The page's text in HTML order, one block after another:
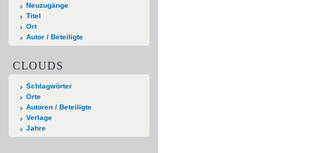
Neuzugänge
Titel
Ort
Autor / Beteiligte
CLOUDS
Schlagwörter
Orte
Autoren / Beteiligte
Verlage
Jahre